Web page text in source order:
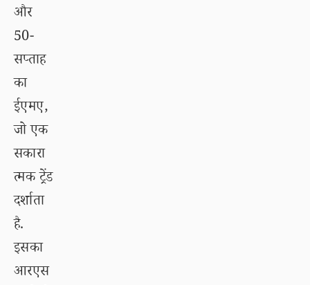
और
50-
सप्ताह
का
ईएमए,
जो एक
सकारा
त्मक ट्रेंड
दर्शाता
है.
इसका
आरएस